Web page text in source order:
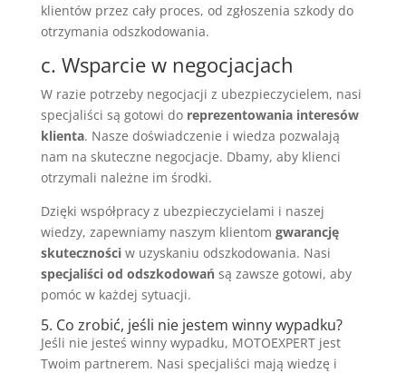
klientów przez cały proces, od zgłoszenia szkody do
otrzymania odszkodowania.
c. Wsparcie w negocjacjach
W razie potrzeby negocjacji z ubezpieczycielem, nasi
specjaliści są gotowi do reprezentowania interesów
klienta. Nasze doświadczenie i wiedza pozwalają
nam na skuteczne negocjacje. Dbamy, aby klienci
otrzymali należne im środki.
Dzięki współpracy z ubezpieczycielami i naszej
wiedzy, zapewniamy naszym klientom gwarancję
skutecznościw uzyskaniu odszkodowania. Nasi
specjaliści od odszkodowańsą zawsze gotowi, aby
pomóc w każdej sytuacji.
5. Co zrobić, jeśli nie jestem winny wypadku?
Jeśli nie jesteś winny wypadku, MOTOEXPERT jest
Twoim partnerem. Nasi specjaliści mają wiedzę i